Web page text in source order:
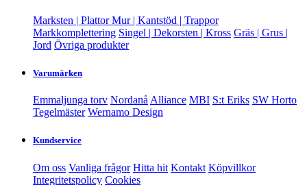
Marksten | PlattorMur | Kantstöd | Trappor
Markkomplettering Singel | Dekorsten | Kross Gräs | Grus |
Jord Övriga produkter
Varumärken
Emmaljunga torv Nordanå Alliance MBI S:t Eriks SW Horto
Tegelmäster Wernamo Design
Kundservice
Om oss Vanliga frågor Hitta hit Kontakt Köpvillkor
Integritetspolicy Cookies